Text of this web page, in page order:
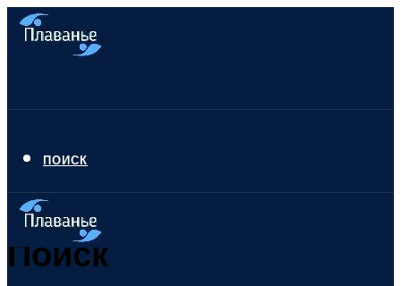
ПОИСК
Поиск